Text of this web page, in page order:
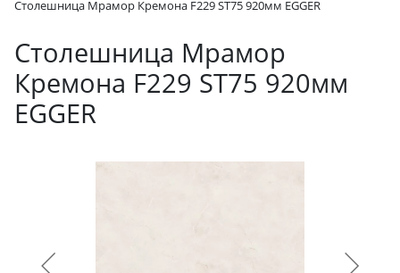
Столешница Мрамор Кремона F229 ST75 920мм EGGER
Столешница Мрамор
Кремона F229 ST75 920мм
EGGER